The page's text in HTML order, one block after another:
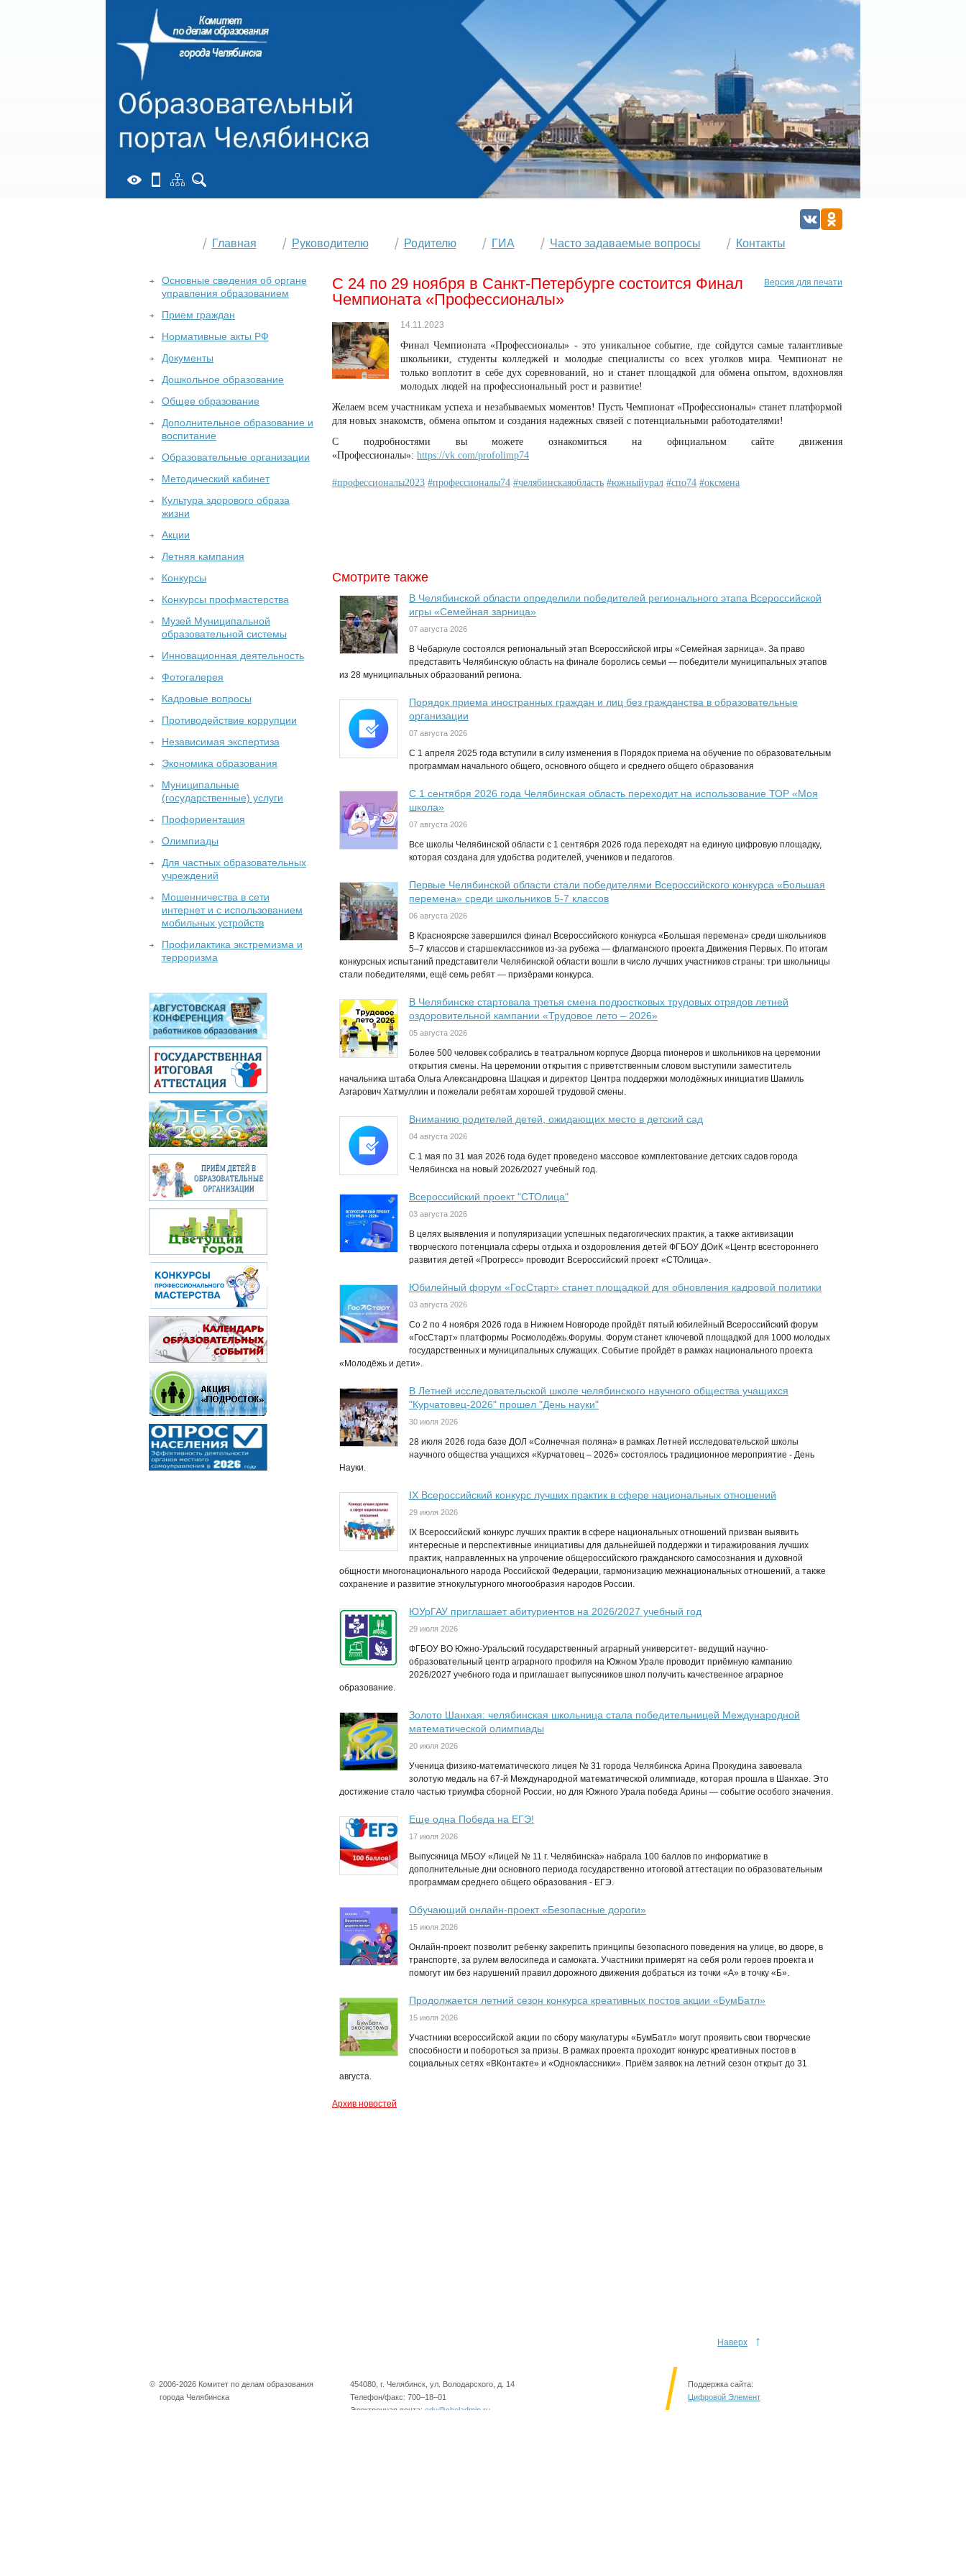
Главная Руководителю Родителю ГИА Часто задаваемые вопросы Контакты
Версия для печати
С 24 по 29 ноября в Санкт-Петербурге состоится Финал
Чемпионата «Профессионалы»
14.11.2023
Финал Чемпионата «Профессионалы» - это уникальное событие, где сойдутся самые талантливые
школьники, студенты колледжей и молодые специалисты со всех уголков мира. Чемпионат не
только воплотит в себе дух соревнований, но и станет площадкой для обмена опытом, вдохновляя
молодых людей на профессиональный рост и развитие!
Желаем всем участникам успеха и незабываемых моментов! Пусть Чемпионат «Профессионалы» станет платформой
для новых знакомств, обмена опытом и создания надежных связей с потенциальными работодателями!
С подробностями вы можете ознакомиться на официальном сайте движения
«Профессионалы»: https://vk.com/profolimp74
#профессионалы2023 #профессионалы74 #челябинскаяобласть #южныйурал #спо74 #оксмена
Смотрите также
В Челябинской области определили победителей регионального этапа Всероссийской
игры «Семейная зарница»
07 августа 2026
В Чебаркуле состоялся региональный этап Всероссийской игры «Семейная зарница». За право
представить Челябинскую область на финале боролись семьи — победители муниципальных этапов
из 28 муниципальных образований региона.
Порядок приема иностранных граждан и лиц без гражданства в образовательные
организации
07 августа 2026
С 1 апреля 2025 года вступили в силу изменения в Порядок приема на обучение по образовательным
программам начального общего, основного общего и среднего общего образования
С 1 сентября 2026 года Челябинская область переходит на использование ТОР «Моя
школа»
07 августа 2026
Все школы Челябинской области с 1 сентября 2026 года переходят на единую цифровую площадку,
которая создана для удобства родителей, учеников и педагогов.
Первые Челябинской области стали победителями Всероссийского конкурса «Большая
перемена» среди школьников 5-7 классов
06 августа 2026
В Красноярске завершился финал Всероссийского конкурса «Большая перемена» среди школьников
5–7 классов и старшеклассников из-за рубежа — флагманского проекта Движения Первых. По итогам
конкурсных испытаний представители Челябинской области вошли в число лучших участников страны: три школьницы
стали победителями, ещё семь ребят — призёрами конкурса.
В Челябинске стартовала третья смена подростковых трудовых отрядов летней
оздоровительной кампании «Трудовое лето – 2026»
05 августа 2026
Более 500 человек собрались в театральном корпусе Дворца пионеров и школьников на церемонии
открытия смены. На церемонии открытия с приветственным словом выступили заместитель
начальника штаба Ольга Александровна Шацкая и директор Центра поддержки молодёжных инициатив Шамиль
Азгарович Хатмуллин и пожелали ребятам хорошей трудовой смены.
Вниманию родителей детей, ожидающих место в детский сад
04 августа 2026
C 1 мая по 31 мая 2026 года будет проведено массовое комплектование детских садов города
Челябинска на новый 2026/2027 учебный год.
Всероссийский проект "СТОлица"
03 августа 2026
В целях выявления и популяризации успешных педагогических практик, а также активизации
творческого потенциала сферы отдыха и оздоровления детей ФГБОУ ДОиК «Центр всестороннего
развития детей «Прогресс» проводит Всероссийский проект «СТОлица».
Юбилейный форум «ГосСтарт» станет площадкой для обновления кадровой политики
03 августа 2026
Со 2 по 4 ноября 2026 года в Нижнем Новгороде пройдёт пятый юбилейный Всероссийский форум
«ГосСтарт» платформы Росмолодёжь.Форумы. Форум станет ключевой площадкой для 1000 молодых
государственных и муниципальных служащих. Событие пройдёт в рамках национального проекта
«Молодёжь и дети».
В Летней исследовательской школе челябинского научного общества учащихся
"Курчатовец-2026" прошел "День науки"
30 июля 2026
28 июля 2026 года базе ДОЛ «Солнечная поляна» в рамках Летней исследовательской школы
научного общества учащихся «Курчатовец – 2026» состоялось традиционное мероприятие - День
Науки.
IХ Всероссийский конкурс лучших практик в сфере национальных отношений
29 июля 2026
IX Всероссийский конкурс лучших практик в сфере национальных отношений призван выявить
интересные и перспективные инициативы для дальнейшей поддержки и тиражирования лучших
практик, направленных на упрочение общероссийского гражданского самосознания и духовной
общности многонационального народа Российской Федерации, гармонизацию межнациональных отношений, а также
сохранение и развитие этнокультурного многообразия народов России.
ЮУрГАУ приглашает абитуриентов на 2026/2027 учебный год
29 июля 2026
ФГБОУ ВО Южно-Уральский государственный аграрный университет- ведущий научно-
образовательный центр аграрного профиля на Южном Урале проводит приёмную кампанию
2026/2027 учебного года и приглашает выпускников школ получить качественное аграрное
образование.
Золото Шанхая: челябинская школьница стала победительницей Международной
математической олимпиады
20 июля 2026
Ученица физико-математического лицея № 31 города Челябинска Арина Прокудина завоевала
золотую медаль на 67-й Международной математической олимпиаде, которая прошла в Шанхае. Это
достижение стало частью триумфа сборной России, но для Южного Урала победа Арины — событие особого значения.
Еще одна Победа на ЕГЭ!
17 июля 2026
Выпускница МБОУ «Лицей № 11 г. Челябинска» набрала 100 баллов по информатике в
дополнительные дни основного периода государственно итоговой аттестации по образовательным
программам среднего общего образования - ЕГЭ.
Обучающий онлайн-проект «Безопасные дороги»
15 июля 2026
Онлайн-проект позволит ребенку закрепить принципы безопасного поведения на улице, во дворе, в
транспорте, за рулем велосипеда и самоката. Участники примерят на себя роли героев проекта и
помогут им без нарушений правил дорожного движения добраться из точки «А» в точку «Б».
Продолжается летний сезон конкурса креативных постов акции «БумБатл»
15 июля 2026
Участники всероссийской акции по сбору макулатуры «БумБатл» могут проявить свои творческие
способности и побороться за призы. В рамках проекта проходит конкурс креативных постов в
социальных сетях «ВКонтакте» и «Одноклассники». Приём заявок на летний сезон открыт до 31
августа.
Архив новостей
Основные сведения об органе
управления образованием
Прием граждан
Нормативные акты РФ
Документы
Дошкольное образование
Общее образование
Дополнительное образование и
воспитание
Образовательные организации
Методический кабинет
Культура здорового образа
жизни
Акции
Летняя кампания
Конкурсы
Конкурсы профмастерства
Музей Муниципальной
образовательной системы
Инновационная деятельность
Фотогалерея
Кадровые вопросы
Противодействие коррупции
Независимая экспертиза
Экономика образования
Муниципальные
(государственные) услуги
Профориентация
Олимпиады
Для частных образовательных
учреждений
Мошенничества в сети
интернет и с использованием
мобильных устройств
Профилактика экстремизма и
терроризма
Наверх ↑
© 2006-2026 Комитет по делам образования
города Челябинска
454080, г. Челябинск, ул. Володарского, д. 14
Телефон/факс: 700–18–01
Электронная почта: edu@cheladmin.ru
Поддержка сайта:
Цифровой Элемент